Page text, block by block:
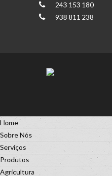
243 153 180
938 811 238
Home
Sobre Nós
Serviços
Produtos
Agricultura